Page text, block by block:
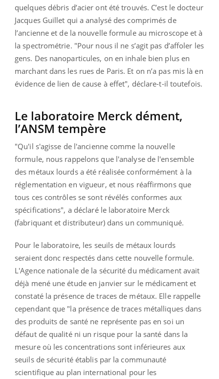
quelques débris d’acier ont été trouvés. C’est le docteur
Jacques Guillet qui a analysé des comprimés de
l’ancienne et de la nouvelle formule au microscope et à
la spectrométrie. "Pour nous il ne s’agit pas d’affoler les
gens. Des nanoparticules, on en inhale bien plus en
marchant dans les rues de Paris. Et on n’a pas mis là en
évidence de lien de cause à effet", déclare-t-il toutefois.
Le laboratoire Merck dément,
l’ANSM tempère
"Qu'il s'agisse de l'ancienne comme la nouvelle
formule, nous rappelons que l'analyse de l'ensemble
des métaux lourds a été réalisée conformément à la
réglementation en vigueur, et nous réaffirmons que
tous ces contrôles se sont révélés conformes aux
spécifications", a déclaré le laboratoire Merck
(fabriquant et distributeur) dans un communiqué.
Pour le laboratoire, les seuils de métaux lourds
seraient donc respectés dans cette nouvelle formule.
L'Agence nationale de la sécurité du médicament avait
déjà mené une étude en janvier sur le médicament et
constaté la présence de traces de métaux. Elle rappelle
cependant que "la présence de traces métalliques dans
des produits de santé ne représente pas en soi un
défaut de qualité ni un risque pour la santé dans la
mesure où les concentrations sont inférieures aux
seuils de sécurité établis par la communauté
scientifique au plan international pour les